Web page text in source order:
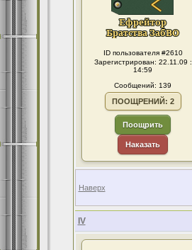
ID пользователя #2610
Зарегистрирован: 22.11.09 :
14:59
Сообщений: 139
ПООЩРЕНИЙ: 2
Поощрить
Наказать
Наверх
IV